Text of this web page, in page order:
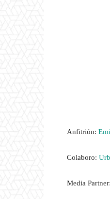
Anfitrión:
Colaboro:
Media Partner: